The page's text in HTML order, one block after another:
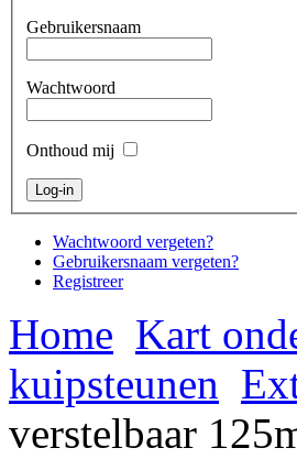
Gebruikersnaam
Wachtwoord
Onthoud mij
Wachtwoord vergeten?
Gebruikersnaam vergeten?
Registreer
Home Kart
kuipsteunen
verstelbaar